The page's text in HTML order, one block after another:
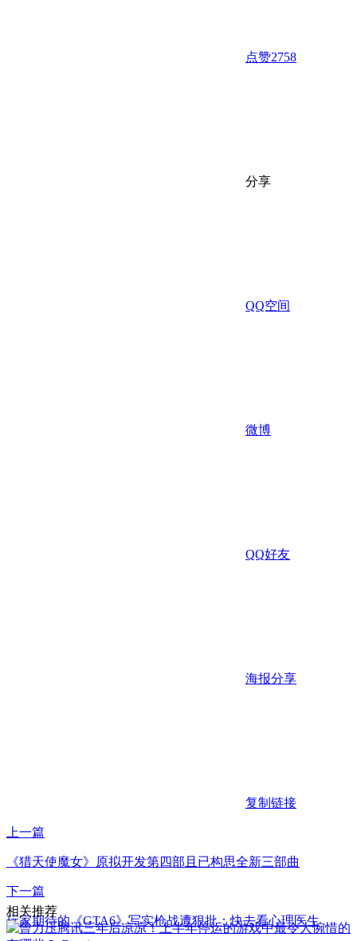
点赞2758
分享
QQ空间
微博
QQ好友
海报分享
复制链接
上一篇
《猎天使魔女》原拟开发第四部且已构思全新三部曲
下一篇
玩家期待的《GTA6》写实枪战遭狠批：快去看心理医生
相关推荐